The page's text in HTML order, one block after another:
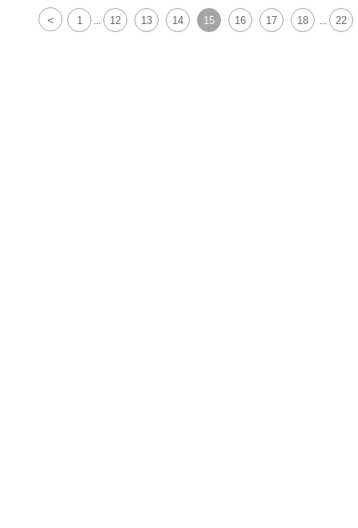
< 1 12 13 14 15 16 17 18 22